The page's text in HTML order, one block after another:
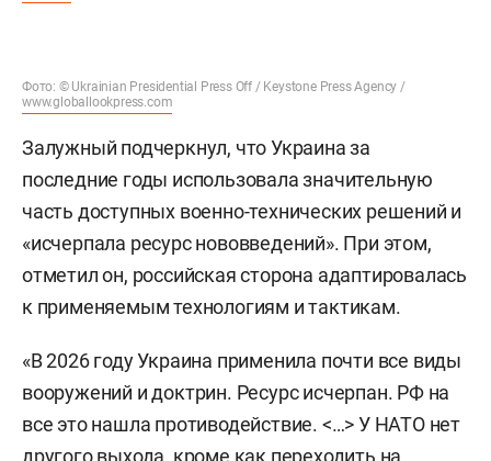
Фото: © Ukrainian Presidential Press Off / Keystone Press Agency /
www.globallookpress.com
Залужный подчеркнул, что Украина за
последние годы использовала значительную
часть доступных военно-технических решений и
«исчерпала ресурс нововведений». При этом,
отметил он, российская сторона адаптировалась
к применяемым технологиям и тактикам.
«В 2026 году Украина применила почти все виды
вооружений и доктрин. Ресурс исчерпан. РФ на
все это нашла противодействие. <…> У НАТО нет
другого выхода, кроме как переходить на